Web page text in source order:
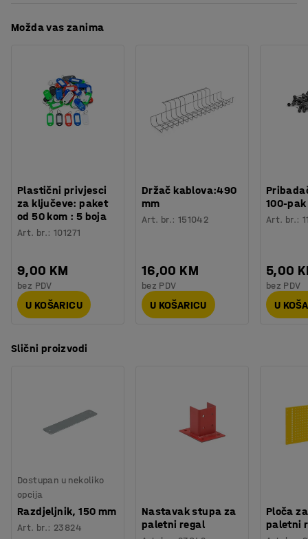
Težina: 0,06 kg
Možda vas zanima
Plastični privjesci
za ključeve: paket
od 50 kom : 5 boja
Art. br.:101271
9,00 KM
bez PDV
U KOŠARICU
Držač kablova:490
mm
Art. br.: 151042
16,00 KM
bez PDV
U KOŠARICU
100-pak
Art. br.:
5,00
bez PDV
U
Slični proizvodi
Dostupan u nekoliko
opcija
Razdjeljnik, 150 mm
Art. br.: 23824
Nastavak stupa za
paletni regal
Ploča
paletni